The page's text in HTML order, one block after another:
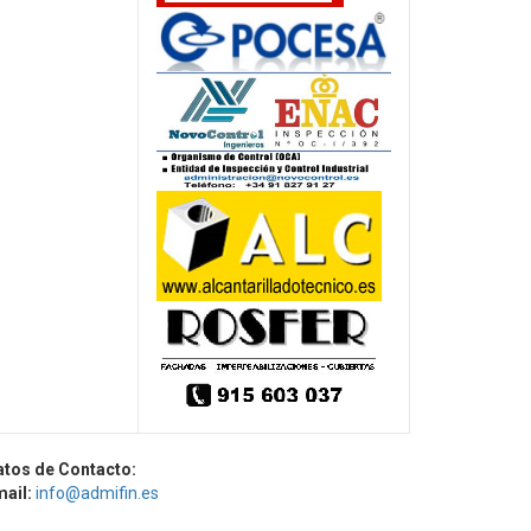
de Contacto:
info@admifin.es